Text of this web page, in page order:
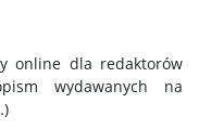
online dla redaktorów
wydawanych na